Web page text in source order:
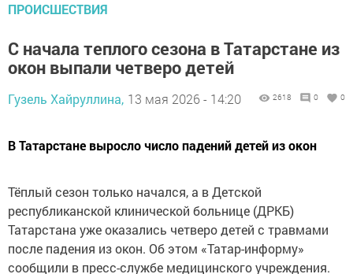
ПРОИСШЕСТВИЯ
С начала теплого сезона в Татарстане из
окон выпали четверо детей
Гузель Хайруллина, 13 мая 2026 - 14:20 2618 0 0
В Татарстане выросло число падений детей из окон
Тёплый сезон только начался, а в Детской
республиканской клинической больнице (ДРКБ)
Татарстана уже оказались четверо детей с травмами
после падения из окон. Об этом «Татар-информу»
сообщили в пресс-службе медицинского учреждения.